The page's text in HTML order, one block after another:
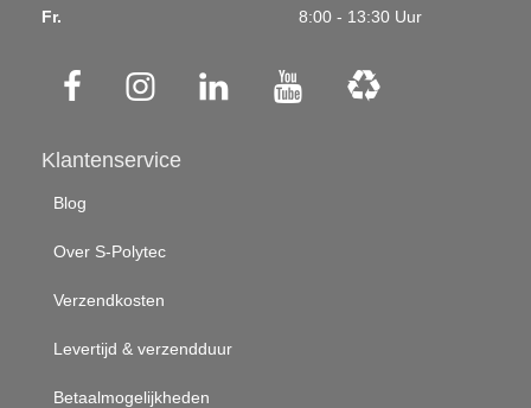
Fr.
8:00 - 13:30 Uur
Klantenservice
Blog
Over S-Polytec
Verzendkosten
Levertijd & verzendduur
Betaalmogelijkheden